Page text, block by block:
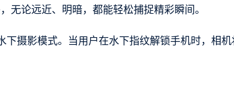
无论远近、明暗，都能轻松捕捉精彩瞬间。
下摄影模式。当用户在水下指纹解锁手机时，相